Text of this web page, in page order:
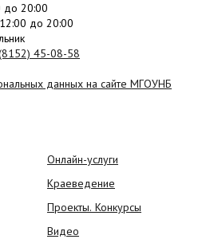
до 20:00
до 20:00
45-08-58
данных на сайте МГОУНБ
Онлайн-услуги
Краеведение
Проекты. Конкурсы
Видео